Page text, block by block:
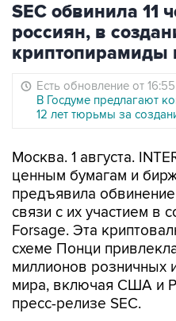
SEC обвинила 11
россиян, в
криптопирамиды
Есть обновление от 16:55
В Госдуме предлагают
12 лет тюрьмы за
Москва. 1 августа.
ценным бумагам и
предъявила
связи с их участием в
Forsage. Эта
схеме Понци
миллионов розничных
мира, включая США и
пресс-релизе SEC.